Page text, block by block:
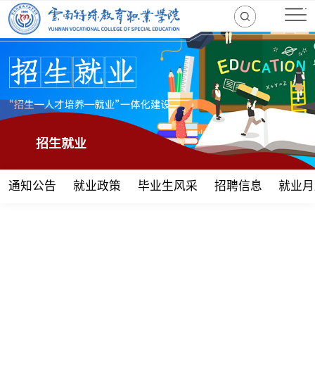
招生就业
通知公告 就业政策 毕业生风采 招聘信息 就业